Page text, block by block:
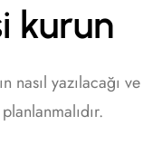
kurun
nasıl yazılacağı ve